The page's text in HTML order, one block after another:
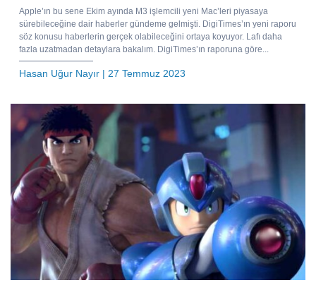
Apple’ın bu sene Ekim ayında M3 işlemcili yeni Mac’leri piyasaya
sürebileceğine dair haberler gündeme gelmişti. DigiTimes’ın yeni raporu
söz konusu haberlerin gerçek olabileceğini ortaya koyuyor. Lafı daha
fazla uzatmadan detaylara bakalım. DigiTimes’ın raporuna göre...
Hasan Uğur Nayır | 27 Temmuz 2023